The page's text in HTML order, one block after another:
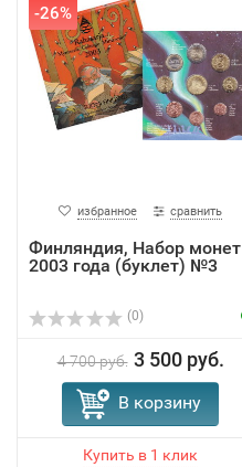
-26%
избранное сравнить
Финляндия, Набор монет
2003 года (буклет) №3
(0)
4 700 руб. 3 500 руб.
В корзину